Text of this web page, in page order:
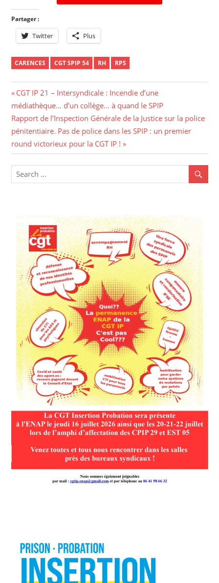
Partager :
Twitter Plus
CARENCES CGT SPIP 54 RH RPS
CGT IP 21 – Intersyndicale : Incendie d’une
médiathèque… d’un collège… à quand le SPIP
Rapport de l’Inspection Générale de la Justice sur la police
pénitentiaire. Pas de police dans les SPIP : un premier
round victorieux pour la CGT IP !